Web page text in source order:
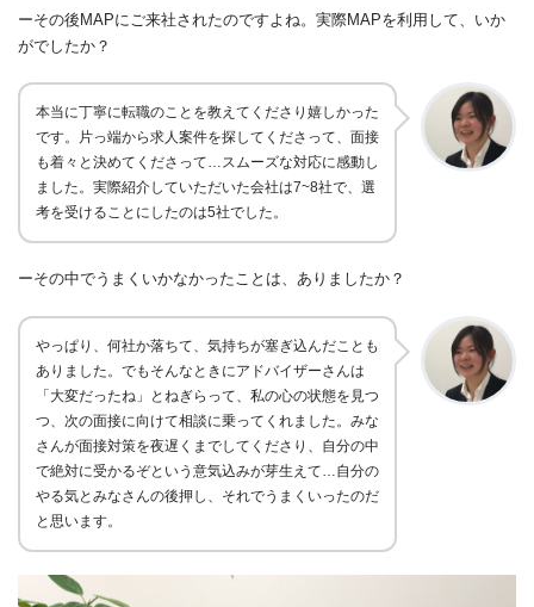
ーその後MAPにご来社されたのですよね。実際MAPを利用して 、いか
がでしたか？
本当に丁寧に転職のことを教えてくださり嬉しかった
です。片っ端から求人案件を探してくださって、面接
も着々と決めてくださって…スムーズな対応に感動し
ました。 実際紹介していただいた会社は7~8社で、選
考を受けることにしたのは5社でした。
ーその中でうまくいかなかったことは、ありましたか？
やっぱり、 何社か落ちて、気持ちが塞ぎ込んだことも
ありました。 でもそんなときにアドバイザーさんは
「大変だったね」とねぎらって、私の心の状態を見つ
つ、次の面接に向けて相談に乗ってくれました。 みな
さんが面接対策を夜遅くまでしてくださり、自分の中
で絶対に受かるぞという意気込みが芽生えて…自分の
やる気とみなさんの後押し、それでうまくいったのだ
と思います。